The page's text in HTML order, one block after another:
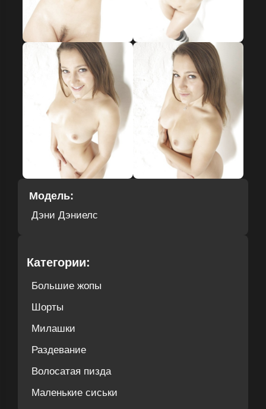
Модель:
Дэни Дэниелс
Категории:
Большие жопы
Шорты
Милашки
Раздевание
Волосатая пизда
Маленькие сиськи